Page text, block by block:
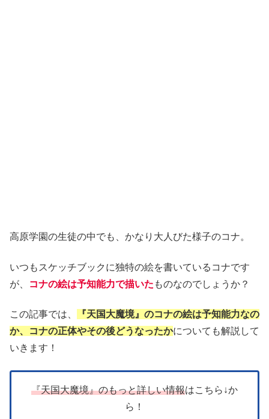
高原学園の生徒の中でも、かなり大人びた様子のコナ。
いつもスケッチブックに独特の絵を書いているコナです
が、
コナの絵は予知能力で描いた ものなのでしょうか？
この記事では、
『天国大魔境』のコナの絵は予知能力なの
か、コナの正体やその後どうなったかについても解説して
いきます！
『天国大魔境』のもっと詳しい情報はこちら↓か
ら！